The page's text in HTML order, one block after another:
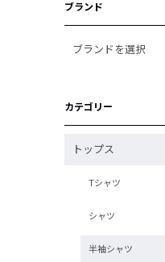
ブランド
ブランドを選択
カテゴリー
トップス
Tシャツ
シャツ
半袖シャツ